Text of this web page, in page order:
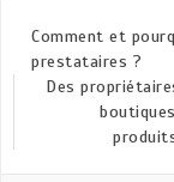
Comment et
prestataires ?
Des